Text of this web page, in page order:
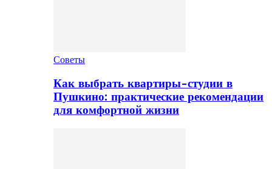
Советы
Как выбрать квартиры-студии в
Пушкино: практические рекомендации
для комфортной жизни